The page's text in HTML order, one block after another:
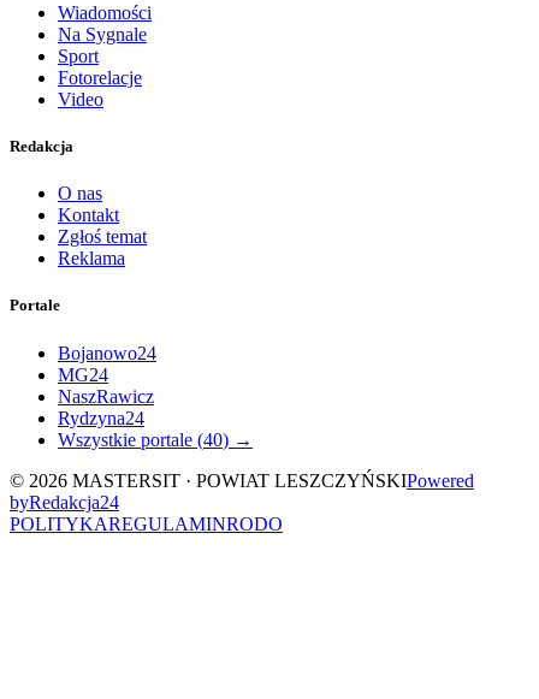
Wiadomości
Na Sygnale
Sport
Fotorelacje
Video
Redakcja
O nas
Kontakt
Zgłoś temat
Reklama
Portale
Bojanowo24
MG24
NaszRawicz
Rydzyna24
Wszystkie portale (40) →
© 2026 MASTERSIT · POWIAT LESZCZYŃSKIPowered
byRedakcja24
POLITYKAREGULAMINRODO